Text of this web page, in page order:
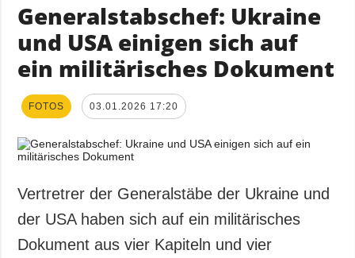
Generalstabschef: Ukraine
und USA einigen sich auf
ein militärisches Dokument
FOTOS 03.01.2026 17:20
Vertretrer der Generalstäbe der Ukraine und
der USA haben sich auf ein militärisches
Dokument aus vier Kapiteln und vier